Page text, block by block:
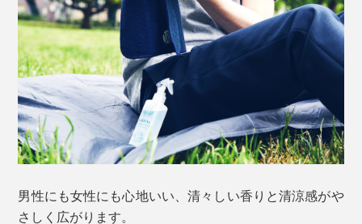
男性にも女性にも心地いい、清々しい香りと清涼感がや
さしく広がります。